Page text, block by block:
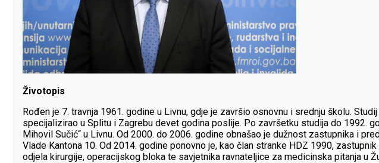
Životopis
Rođen je 7. travnja 1961. godine u Livnu, gdje je završio osnovnu i srednju školu.
specijalizirao u Splitu i Zagrebu devet godina poslije. Po završetku studija do 1992.
Mihovil Sučić“ u Livnu. Od 2000. do 2006. godine obnašao je dužnost zastupnika i
Vlade Kantona 10. Od 2014. godine ponovno je, kao član stranke HDZ 1990, zastupnik
odjela kirurgije, operacijskog bloka te savjetnika ravnateljice za medicinska pitanja u